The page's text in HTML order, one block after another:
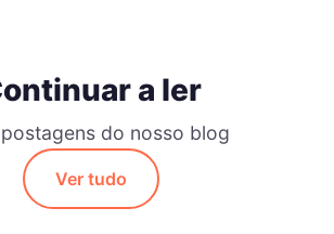
a ler
do nosso blog
Ver tudo